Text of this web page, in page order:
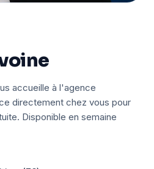
accueille à l'agence
directement chez vous pour
Disponible en semaine